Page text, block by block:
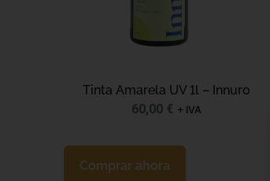
Tinta Amarela UV 1l – Innuro
60,00 € + IVA
Comprar ahora